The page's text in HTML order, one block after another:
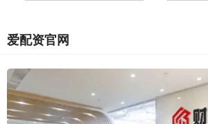
爱配资官网